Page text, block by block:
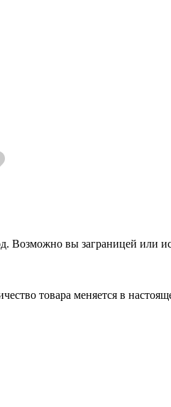
Возможно вы заграницей или
товара меняется в